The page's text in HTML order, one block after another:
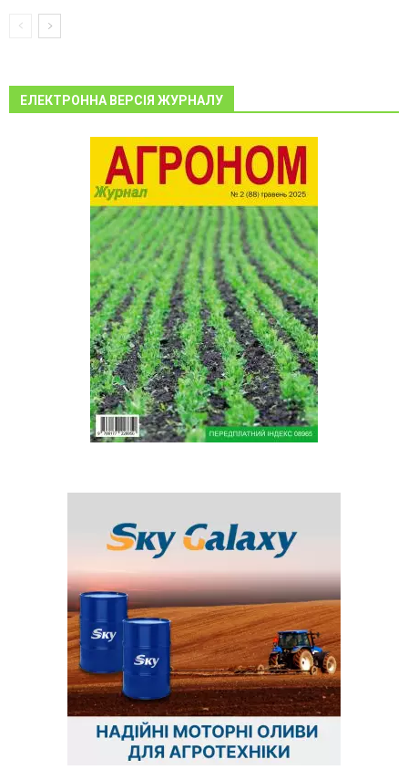
ЕЛЕКТРОННА ВЕРСІЯ ЖУРНАЛУ